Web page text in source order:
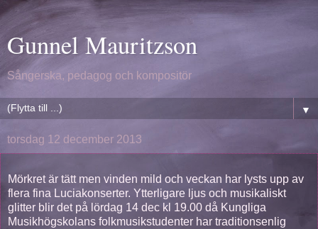
Gunnel Mauritzson
Sångerska, pedagog och kompositör
▼
torsdag 12 december 2013
Mörkret är tätt men vinden mild och veckan har lysts upp av
flera fina Luciakonserter. Ytterligare ljus och musikaliskt
glitter blir det på lördag 14 dec kl 19.00 då Kungliga
Musikhögskolans folkmusikstudenter har traditionsenlig